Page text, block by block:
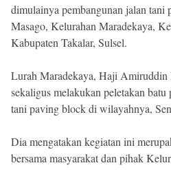
dimulainya pembangunan jalan
Masago, Kelurahan Maradekaya,
Kabupaten Takalar, Sulsel.
Lurah Maradekaya, Haji Amiruddin
sekaligus melakukan peletakan batu
tani paving block di wilayahnya,
Dia mengatakan kegiatan ini
bersama masyarakat dan pihak